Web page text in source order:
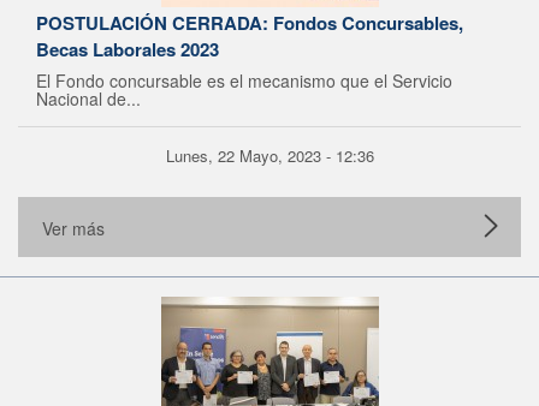
POSTULACIÓN CERRADA: Fondos Concursables,
Becas Laborales 2023
El Fondo concursable es el mecanismo que el Servicio
Nacional de...
Lunes, 22 Mayo, 2023 - 12:36
Ver más